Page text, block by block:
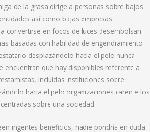
de la grasa dirige a personas sobre bajos
así­ como bajas empresas.
convertirse en focos de luces desembolsan
basadas con habilidad de engendramiento
desplazándolo hacia el pelo nunca
encuentran que hay disponibles referente a
incluidas instituciones sobre
hacia el pelo organizaciones carente los
sobre una sociedad.
ingentes beneficios, nadie pondrí­a en duda